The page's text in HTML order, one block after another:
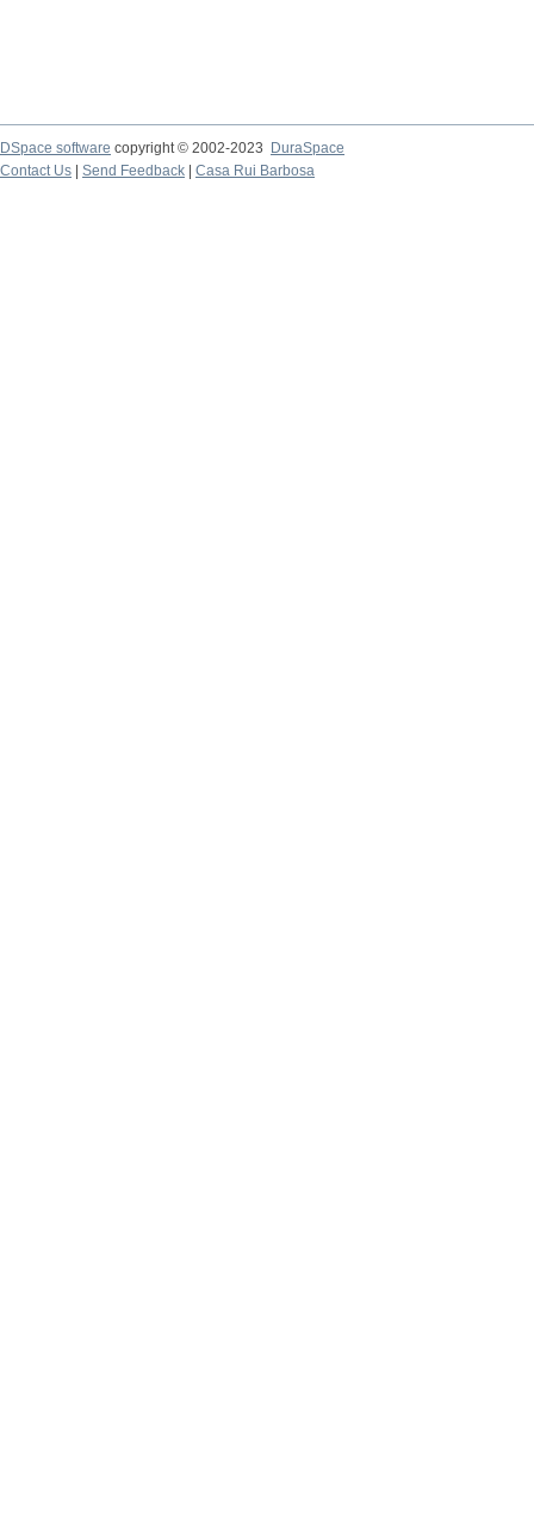
DSpace software copyright © 2002-2023
DuraSpace
Contact Us
Send Feedback Casa Rui Barbosa